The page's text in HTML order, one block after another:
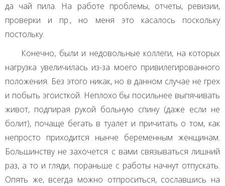
да чай пила. На работе проблемы, отчеты, ревизии,
проверки и пр., но меня это касалось поскольку
постольку.
Конечно, были и недовольные коллеги, на которых
нагрузка увеличилась из-за моего привилегированного
положения. Без этого никак, но в данном случае не грех
и побыть эгоисткой. Неплохо бы посильнее выпячивать
живот, подпирая рукой больную спину (даже если не
болит), почаще бегать в туалет и причитать о том, как
непросто приходится нынче беременным женщинам.
Большинству не захочется с вами связываться лишний
раз, а то и гляди, пораньше с работы начнут отпускать.
Опять же, всегда можно отпроситься, сославшись на